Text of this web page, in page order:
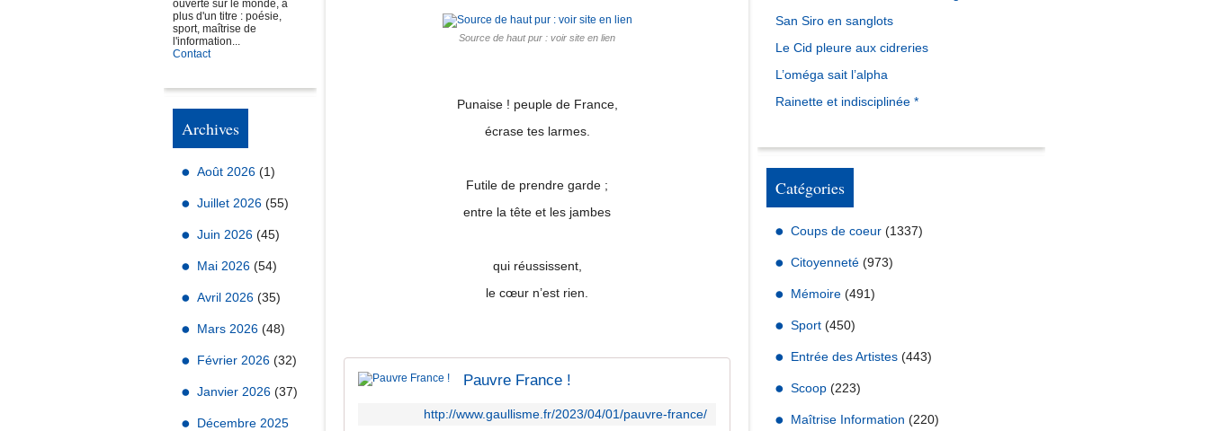
ouverte sur le monde, à
plus d'un titre : poésie,
sport, maîtrise de
l'information...
Contact
Archives
Août 2026 (1)
Juillet 2026 (55)
Juin 2026 (45)
Mai 2026 (54)
Avril 2026 (35)
Mars 2026 (48)
Février 2026 (32)
Janvier 2026 (37)
Décembre 2025
Source de haut pur : voir site en lien
Punaise ! peuple de France,
écrase tes larmes.
Futile de prendre garde ;
entre la tête et les jambes
qui réussissent,
le cœur n’est rien.
Pauvre France !
http://www.gaullisme.fr/2023/04/01/pauvre-france/
San Siro en sanglots
Le Cid pleure aux cidreries
L’oméga sait l’alpha
Rainette et indisciplinée *
Catégories
Coups de coeur (1337)
Citoyenneté (973)
Mémoire (491)
Sport (450)
Entrée des Artistes (443)
Scoop (223)
Maîtrise Information (220)